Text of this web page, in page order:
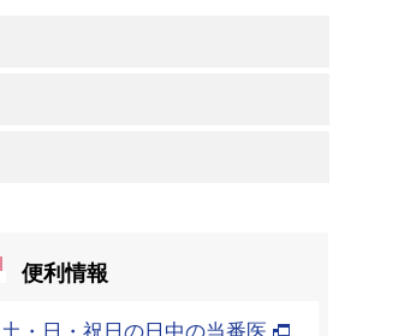
便利情報
土・日・祝日の日中の当番医